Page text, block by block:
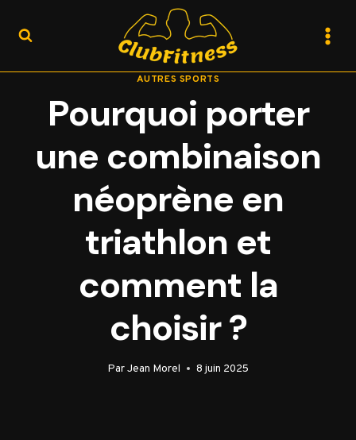
AUTRES SPORTS
Pourquoi porter
une combinaison
néoprène en
triathlon et
comment la
choisir ?
ParJean Morel 8 juin 2025